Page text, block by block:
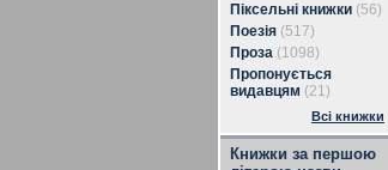
Піксельні книжки (56)
Поезія (517)
Проза (1098)
Пропонується
видавцям (21)
Всі книжки
Книжки за першою